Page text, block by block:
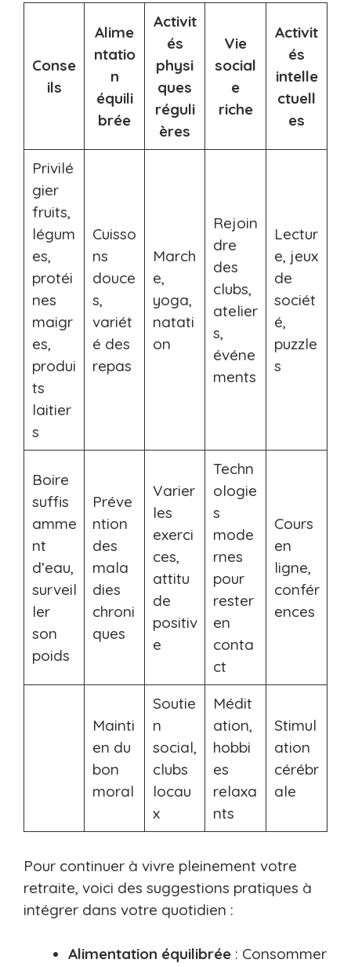
Conse
ils
Alime
ntatio
n
équili
brée
Activit
és
physi
ques
réguli
ères
Vie
social
e
riche
Activit
és
intelle
ctuell
es
Privilé
gier
fruits,
légum
es,
protéi
nes
maigr
es,
produi
ts
laitier
s
Cuisso
ns
douce
s,
variét
é des
repas
March
e,
yoga,
natati
on
Rejoin
dre
des
clubs,
atelier
s,
événe
ments
Lectur
e, jeux
de
sociét
é,
puzzle
s
Boire
suffis
amme
nt
d’eau,
surveil
ler
son
poids
Préve
ntion
des
mala
dies
chroni
ques
Varier
les
exerci
ces,
attitu
de
positiv
e
Techn
ologie
s
mode
rnes
pour
rester
en
conta
ct
Cours
en
ligne,
confér
ences
Mainti
en du
bon
moral
Soutie
n
social,
clubs
locau
x
Médit
ation,
hobbi
es
relaxa
nts
Stimul
ation
cérébr
ale
Pour continuer à vivre pleinement votre
retraite, voici des suggestions pratiques à
intégrer dans votre quotidien :
Alimentation équilibrée : Consommer